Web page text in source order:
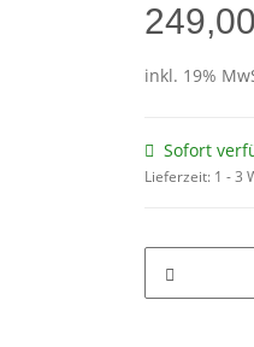
inkl. 19%
Sofort
Lieferzeit: 1 - 3